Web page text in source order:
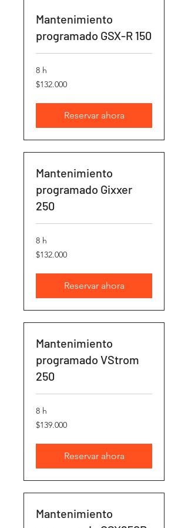
Mantenimiento
programado GSX-R 150
8 h
132.000
pesos
$132.000
Reservar ahora
Mantenimiento
programado Gixxer
250
8 h
132.000
pesos
$132.000
Reservar ahora
Mantenimiento
programado VStrom
250
8 h
139.000
pesos
$139.000
Reservar ahora
Mantenimiento